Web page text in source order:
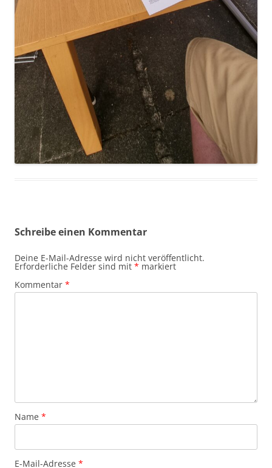
Schreibe einen Kommentar
Deine E-Mail-Adresse wird nicht veröffentlicht.
Erforderliche Felder sind mit * markiert
Kommentar *
Name *
E-Mail-Adresse *